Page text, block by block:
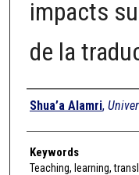
impacts
de la
Authors
Shua’a Alamri,
Keywords
Teaching, learning,